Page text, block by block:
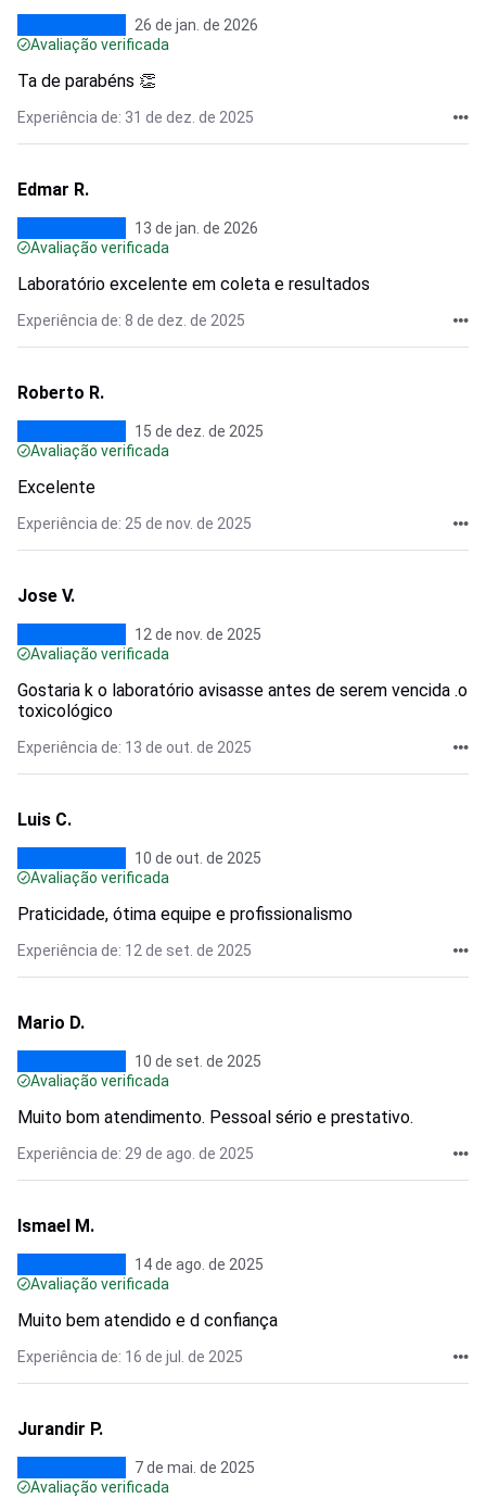
26 de jan. de 2026
Avaliação verificada
Ta de parabéns 👏
Experiência de: 31 de dez. de 2025
Edmar R.
13 de jan. de 2026
Avaliação verificada
Laboratório excelente em coleta e resultados
Experiência de: 8 de dez. de 2025
Roberto R.
15 de dez. de 2025
Avaliação verificada
Excelente
Experiência de: 25 de nov. de 2025
Jose V.
12 de nov. de 2025
Avaliação verificada
Gostaria k o laboratório avisasse antes de serem vencida .o
toxicológico
Experiência de: 13 de out. de 2025
Luis C.
10 de out. de 2025
Avaliação verificada
Praticidade, ótima equipe e profissionalismo
Experiência de: 12 de set. de 2025
Mario D.
10 de set. de 2025
Avaliação verificada
Muito bom atendimento. Pessoal sério e prestativo.
Experiência de: 29 de ago. de 2025
Ismael M.
14 de ago. de 2025
Avaliação verificada
Muito bem atendido e d confiança
Experiência de: 16 de jul. de 2025
Jurandir P.
7 de mai. de 2025
Avaliação verificada